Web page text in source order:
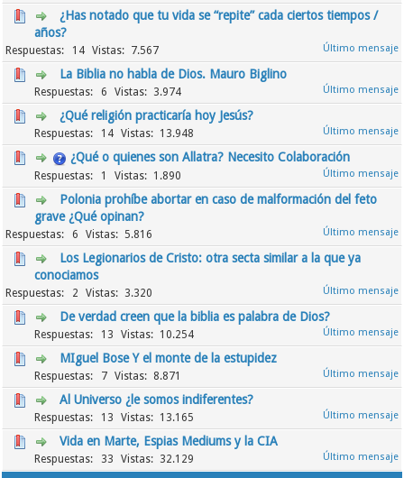
¿Has notado que tu vida se “repite” cada ciertos tiempos /
años?
14 7.567
La Biblia no habla de Dios. Mauro Biglino
6 3.974
¿Qué religión practicaría hoy Jesús?
14 13.948
¿Qué o quienes son Allatra? Necesito Colaboración
1 1.890
Polonia prohíbe abortar en caso de malformación del feto
grave ¿Qué opinan?
6 5.816
Los Legionarios de Cristo: otra secta similar a la que ya
conociamos
2 3.320
De verdad creen que la biblia es palabra de Dios?
13 10.254
MIguel Bose Y el monte de la estupidez
7 8.871
Al Universo ¿le somos indiferentes?
13 13.165
Vida en Marte, Espias Mediums y la CIA
33 32.129